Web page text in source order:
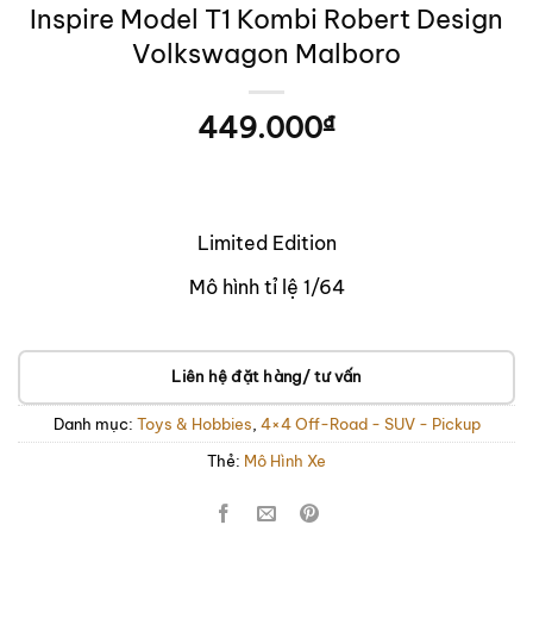
Inspire Model T1 Kombi Robert Design
Volkswagon Malboro
449.000₫
Limited Edition
Mô hình tỉ lệ 1/64
Liên hệ đặt hàng/ tư vấn
Danh mục: Toys & Hobbies 4×4 Off-Road - SUV - Pickup
Thẻ: Mô Hình Xe